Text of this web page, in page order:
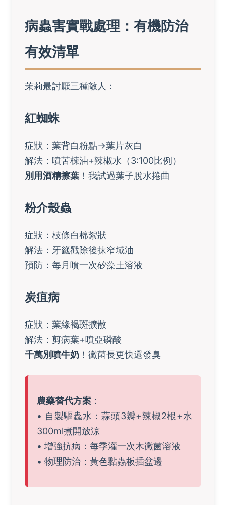
病蟲害實戰處理：有機防治
有效清單
茉莉最討厭三種敵人：
紅蜘蛛
症狀：葉背白粉點→葉片灰白
解法：噴苦楝油+辣椒水（3:100比例）
別用酒精擦葉 ！我試過葉子脫水捲曲
粉介殼蟲
症狀：枝條白棉絮狀
解法：牙籤戳除後抹窄域油
預防：每月噴一次矽藻土溶液
炭疽病
症狀：葉緣褐斑擴散
解法：剪病葉+噴亞磷酸
千萬別噴牛奶 ！黴菌長更快還發臭
農藥替代方案 ：
• 自製驅蟲水：蒜頭3瓣+辣椒2根+水
300ml煮開放涼
• 增強抗病：每季灌一次木黴菌溶液
• 物理防治：黃色黏蟲板插盆邊